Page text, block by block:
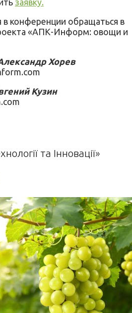
в конференции обращаться в
«АПК-Информ: овощи и
Хорев
Кузин
та Інновації»